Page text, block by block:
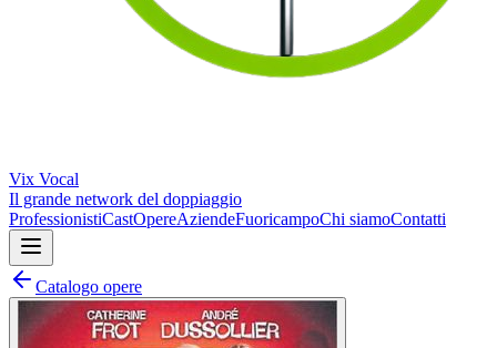
Vix Vocal
Il grande network del doppiaggio
ProfessionistiCastOpereAziendeFuoricampoChi siamoContatti
Catalogo opere